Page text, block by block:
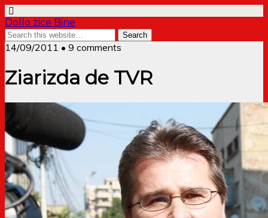
Dollo zice Bine
14/09/2011 • 9 comments
Ziarizda de TVR